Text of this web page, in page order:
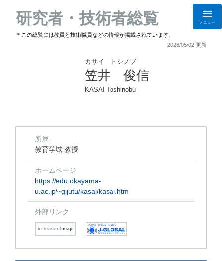
研究者・技術者総覧
＊この総覧には教員と技術職員などの情報が掲載されています。
メニュー
2026/05/02 更新
カサイ トシノブ
笠井 俊信
KASAI Toshinobu
所属
教育学域 教授
ホームページ
https://edu.okayama-
u.ac.jp/~gijutu/kasai/kasai.htm
外部リンク